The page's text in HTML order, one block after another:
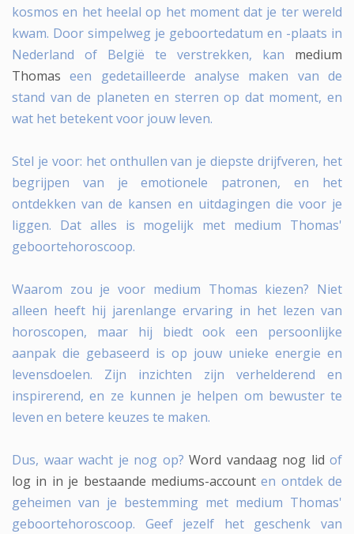
kosmos en het heelal op het moment dat je ter wereld
kwam. Door simpelweg je geboortedatum en -plaats in
Nederland of België te verstrekken, kan medium
Thomas een gedetailleerde analyse maken van de
stand van de planeten en sterren op dat moment, en
wat het betekent voor jouw leven.
Stel je voor: het onthullen van je diepste drijfveren, het
begrijpen van je emotionele patronen, en het
ontdekken van de kansen en uitdagingen die voor je
liggen. Dat alles is mogelijk met medium Thomas'
geboortehoroscoop.
Waarom zou je voor medium Thomas kiezen? Niet
alleen heeft hij jarenlange ervaring in het lezen van
horoscopen, maar hij biedt ook een persoonlijke
aanpak die gebaseerd is op jouw unieke energie en
levensdoelen. Zijn inzichten zijn verhelderend en
inspirerend, en ze kunnen je helpen om bewuster te
leven en betere keuzes te maken.
Dus, waar wacht je nog op? Word vandaag nog lid of
log in in je bestaande mediums-accounten ontdek de
geheimen van je bestemming met medium Thomas'
geboortehoroscoop. Geef jezelf het geschenk van